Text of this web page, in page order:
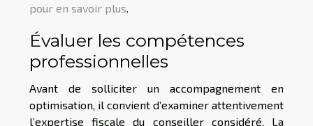
pour en savoir plus.
Évaluer les compétences
professionnelles
Avant de solliciter un accompagnement en
optimisation, il convient d’examiner attentivement
l’expertise fiscale du conseiller considéré. La